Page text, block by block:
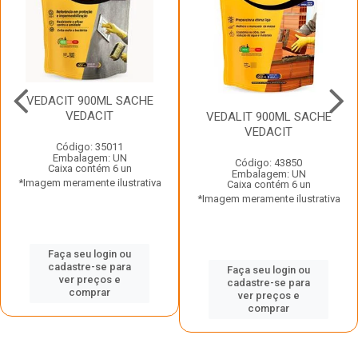
VEDACIT 900ML SACHE
VEDACIT
Código: 35011
Embalagem: UN
Caixa contém 6 un
*Imagem meramente ilustrativa
Faça seu login ou
cadastre-se para
ver preços e
comprar
VEDALIT 900ML SACHE
VEDACIT
Código: 43850
Embalagem: UN
Caixa contém 6 un
*Imagem meramente ilustrativa
Faça seu login ou
cadastre-se para
ver preços e
comprar